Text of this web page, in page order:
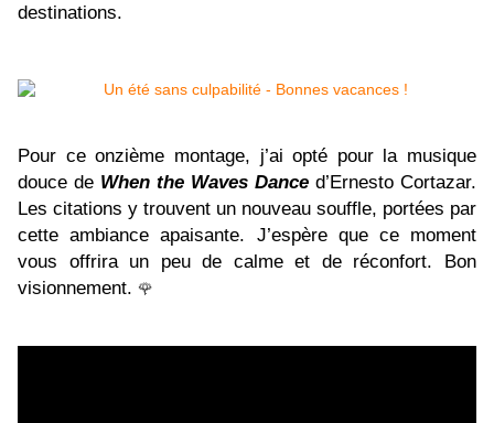
destinations.
Pour ce onzième montage, j’ai opté pour la musique
douce de When the Waves Dance d’Ernesto Cortazar.
Les citations y trouvent un nouveau souffle, portées par
cette ambiance apaisante. J’espère que ce moment
vous offrira un peu de calme et de réconfort. Bon
visionnement. 🌹